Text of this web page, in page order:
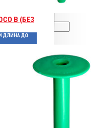
B (БЕЗ
ДЛИНА ДО
комментариев.